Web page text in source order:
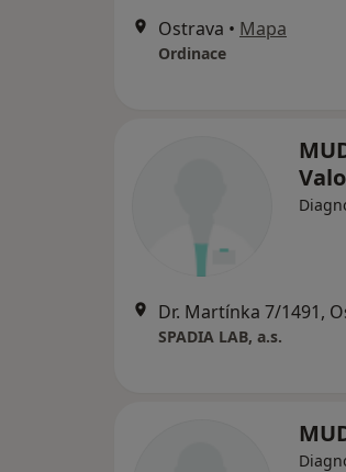
Ostrava • Mapa
Ordinace
Dr. Martínka 7/1491,
SPADIA LAB, a.s.